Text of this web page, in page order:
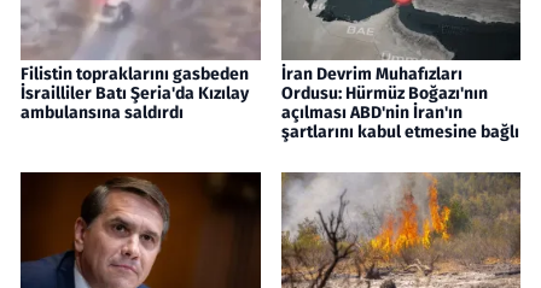
Filistin topraklarını gasbeden
İsrailliler Batı Şeria'da Kızılay
ambulansına saldırdı
İran Devrim Muhafızları
Ordusu: Hürmüz Boğazı'nın
açılması ABD'nin İran'ın
şartlarını kabul etmesine bağlı